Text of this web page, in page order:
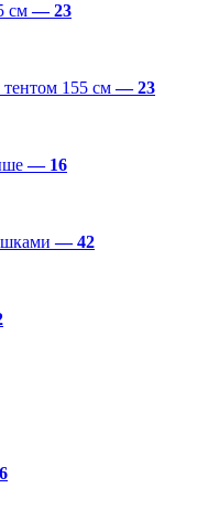
см— 23
155 см— 23
— 16
— 42